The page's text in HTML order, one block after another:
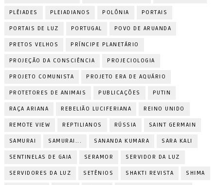
PLÊIADES PLEIADIANOS POLÔNIA PORTAIS
PORTAIS DE LUZ PORTUGAL POVO DE ARUANDA
PRETOS VELHOS PRÍNCIPE PLANETÁRIO
PROJEÇÃO DA CONSCIÊNCIA PROJECIOLOGIA
PROJETO COMUNISTA PROJETO ERA DE AQUÁRIO
PROTETORES DE ANIMAIS PUBLICAÇÕES PUTIN
RAÇA ARIANA REBELIÃO LUCIFERIANA REINO UNIDO
REMOTE VIEW REPTILIANOS RÚSSIA SAINT GERMAIN
SAMURAI SAMURAI... SANANDA KUMARA SARA KALI
SENTINELAS DE GAIA SERAMOR SERVIDOR DA LUZ
SERVIDORES DA LUZ SETÊNIOS SHAKTI REVISTA SHIMA